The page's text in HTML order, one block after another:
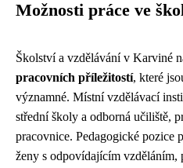
Možnosti práce ve
Školství a vzdělávání v Karviné
pracovních příležitostí, které
významné. Místní vzdělávací
střední školy a odborná učiliště,
pracovnice. Pedagogické pozice
ženy s odpovídajícím vzděláním,